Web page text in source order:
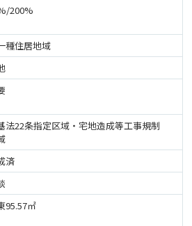
200%
種住居地域
法22条指定区域・宅地造成等工事規制
済
95.57㎡